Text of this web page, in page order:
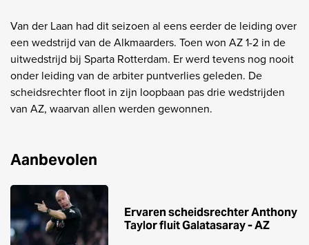
Van der Laan had dit seizoen al eens eerder de leiding over
een wedstrijd van de Alkmaarders. Toen won AZ 1-2 in de
uitwedstrijd bij Sparta Rotterdam. Er werd tevens nog nooit
onder leiding van de arbiter puntverlies geleden. De
scheidsrechter floot in zijn loopbaan pas drie wedstrijden
van AZ, waarvan allen werden gewonnen.
Aanbevolen
Ervaren scheidsrechter Anthony
Taylor fluit Galatasaray - AZ